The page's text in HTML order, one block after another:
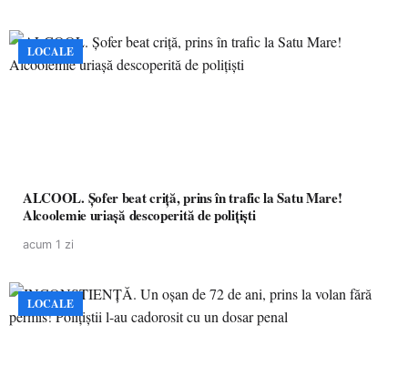
LOCALE
ALCOOL. Șofer beat criță, prins în trafic la Satu Mare!
Alcoolemie uriașă descoperită de polițiști
acum 1 zi
LOCALE